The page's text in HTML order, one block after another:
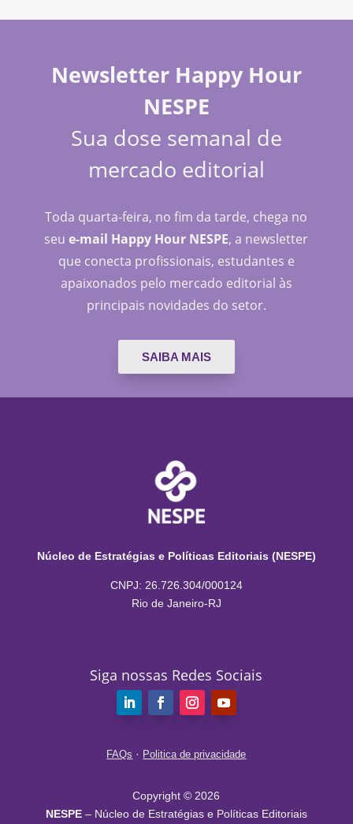
Newsletter Happy Hour
NESPE
Sua dose semanal de
mercado editorial
Toda quarta-feira, no fim da tarde, chega no
seue-mail Happy Hour NESPE, a newsletter
que conecta profissionais, estudantes e
apaixonados pelo mercado editorial às
principais novidades do setor.
SAIBA MAIS
Núcleo de Estratégias e Políticas Editoriais (NESPE)
CNPJ: 26.726.304/000124
Rio de Janeiro-RJ
Siga nossas Redes Sociais
FAQs · Politica de privacidade
Copyright © 2026
NESPE– Núcleo de Estratégias e Políticas Editoriais